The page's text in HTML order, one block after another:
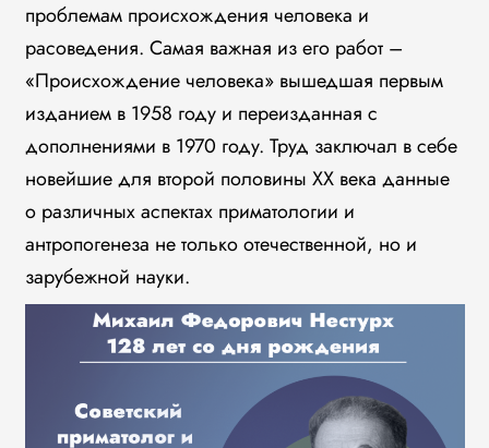
проблемам происхождения человека и
расоведения. Самая важная из его работ –
«Происхождение человека» вышедшая первым
изданием в 1958 году и переизданная с
дополнениями в 1970 году. Труд заключал в себе
новейшие для второй половины XX века данные
о различных аспектах приматологии и
антропогенеза не только отечественной, но и
зарубежной науки.